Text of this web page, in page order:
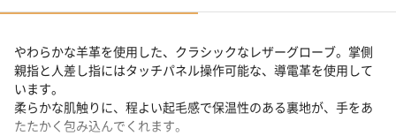
やわらかな羊革を使用した、クラシックなレザーグローブ。掌側
親指と人差し指にはタッチパネル操作可能な、導電革を使用して
います。
柔らかな肌触りに、程よい起毛感で保温性のある裏地が、手をあ
たたかく包み込んでくれます。